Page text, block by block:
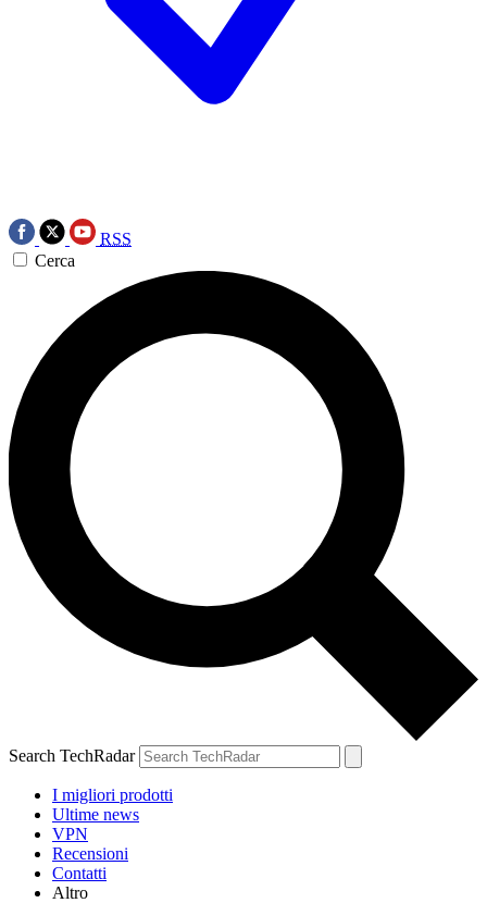
RSS
Cerca
Search TechRadar
I migliori prodotti
Ultime news
VPN
Recensioni
Contatti
Altro